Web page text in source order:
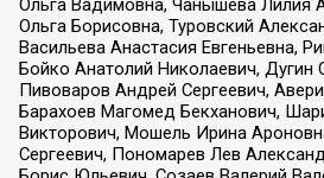
Ольга Вадимовна, Чанышева Лилия
Ольга Борисовна, Туровский
Васильева Анастасия Евгеньевна,
Бойко Анатолий Николаевич, Дугин
Пивоваров Андрей Сергеевич,
Барахоев Магомед Бекханович,
Викторович, Мошель Ирина
Сергеевич, Пономарев Лев